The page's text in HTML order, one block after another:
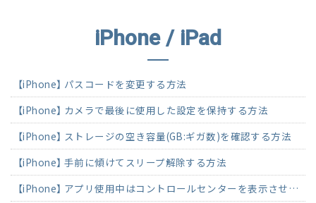
iPhone / iPad
【iPhone】 パスコードを変更する方法
【iPhone】 カメラで最後に使用した設定を保持する方法
【iPhone】 ストレージの空き容量(GB:ギガ数)を確認する方法
【iPhone】 手前に傾けてスリープ解除する方法
【iPhone】 アプリ使用中はコントロールセンターを表示させない方法